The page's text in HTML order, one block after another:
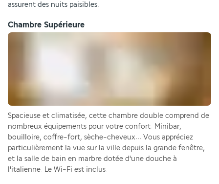
assurent des nuits paisibles.
Chambre Supérieure
Spacieuse et climatisée, cette chambre double comprend de
nombreux équipements pour votre confort. Minibar,
bouilloire, coffre-fort, sèche-cheveux... Vous appréciez
particulièrement la vue sur la ville depuis la grande fenêtre,
et la salle de bain en marbre dotée d'une douche à
l'italienne. Le Wi-Fi est inclus.